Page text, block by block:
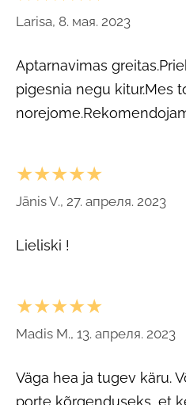
Larisa, 8. мая. 2023
Aptarnavimas
pigesnia negu kitur.Mes
★★★★★
Jānis V., 27. апреля. 2023
Lieliski !
★★★★★
Madis M., 13. апреля. 2023
Väga hea ja tugev käru.
porte kõrgenduseks, et